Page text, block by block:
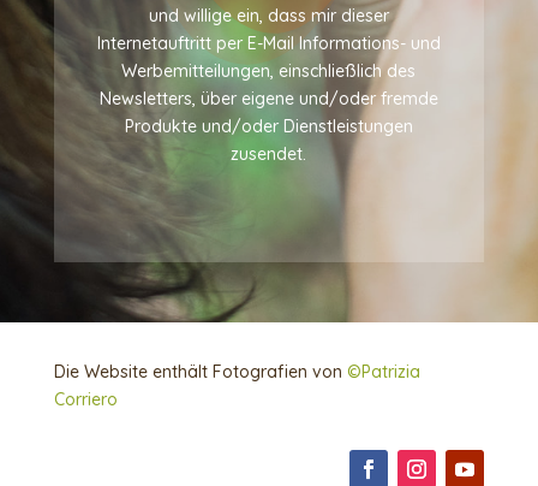
und willige ein, dass mir dieser
Internetauftritt per E-Mail Informations- und
Werbemitteilungen, einschließlich des
Newsletters, über eigene und/oder fremde
Produkte und/oder Dienstleistungen
zusendet.
Die Website enthält Fotografien von ©Patrizia
Corriero